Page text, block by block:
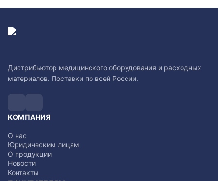
Дистрибьютор медицинского оборудования и расходных
материалов. Поставки по всей России.
КОМПАНИЯ
О нас
Юридическим лицам
О продукции
Новости
Контакты